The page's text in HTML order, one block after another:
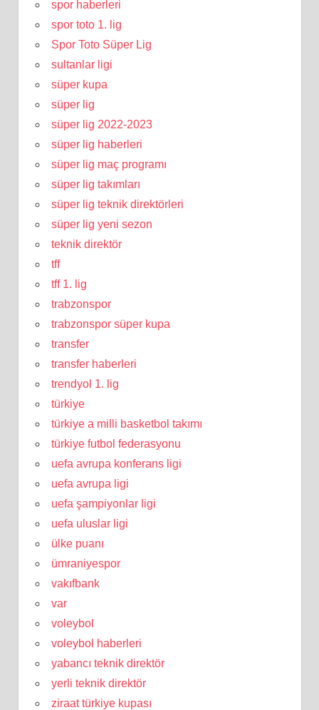
spor haberleri
spor toto 1. lig
Spor Toto Süper Lig
sultanlar ligi
süper kupa
süper lig
süper lig 2022-2023
süper lig haberleri
süper lig maç programı
süper lig takımları
süper lig teknik direktörleri
süper lig yeni sezon
teknik direktör
tff
tff 1. lig
trabzonspor
trabzonspor süper kupa
transfer
transfer haberleri
trendyol 1. lig
türkiye
türkiye a milli basketbol takımı
türkiye futbol federasyonu
uefa avrupa konferans ligi
uefa avrupa ligi
uefa şampiyonlar ligi
uefa uluslar ligi
ülke puanı
ümraniyespor
vakıfbank
var
voleybol
voleybol haberleri
yabancı teknik direktör
yerli teknik direktör
ziraat türkiye kupası